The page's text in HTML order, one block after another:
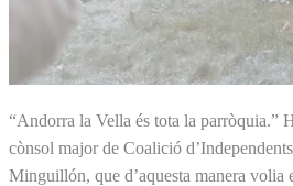
“Andorra la Vella és tota la parròquia.”
cònsol major de Coalició
Minguillón, que d’aquesta manera volia